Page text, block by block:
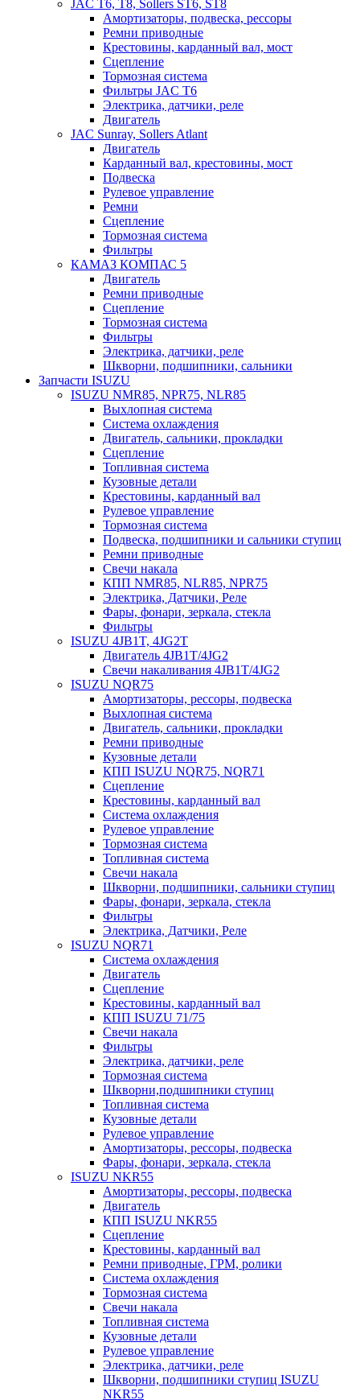
JAC T6, T8, Sollers ST6, ST8
Амортизаторы, подвеска, рессоры
Ремни приводные
Крестовины, карданный вал, мост
Сцепление
Тормозная система
Фильтры JAC T6
Электрика, датчики, реле
Двигатель
JAC Sunray, Sollers Atlant
Двигатель
Карданный вал, крестовины, мост
Подвеска
Рулевое управление
Ремни
Сцепление
Тормозная система
Фильтры
КАМАЗ КОМПАС 5
Двигатель
Ремни приводные
Сцепление
Тормозная система
Фильтры
Электрика, датчики, реле
Шкворни, подшипники, сальники
Запчасти ISUZU
ISUZU NMR85, NPR75, NLR85
Выхлопная система
Система охлаждения
Двигатель, сальники, прокладки
Сцепление
Топливная система
Кузовные детали
Крестовины, карданный вал
Рулевое управление
Тормозная система
Подвеска, подшипники и сальники ступиц
Ремни приводные
Свечи накала
КПП NMR85, NLR85, NPR75
Электрика, Датчики, Реле
Фары, фонари, зеркала, стекла
Фильтры
ISUZU 4JB1T, 4JG2T
Двигатель 4JB1T/4JG2
Свечи накаливания 4JB1T/4JG2
ISUZU NQR75
Амортизаторы, рессоры, подвеска
Выхлопная система
Двигатель, сальники, прокладки
Ремни приводные
Кузовные детали
КПП ISUZU NQR75, NQR71
Сцепление
Крестовины, карданный вал
Система охлаждения
Рулевое управление
Тормозная система
Топливная система
Свечи накала
Шкворни, подшипники, сальники ступиц
Фары, фонари, зеркала, стекла
Фильтры
Электрика, Датчики, Реле
ISUZU NQR71
Система охлаждения
Двигатель
Сцепление
Крестовины, карданный вал
КПП ISUZU 71/75
Свечи накала
Фильтры
Электрика, датчики, реле
Тормозная система
Шкворни,подшипники ступиц
Топливная система
Кузовные детали
Рулевое управление
Амортизаторы, рессоры, подвеска
Фары, фонари, зеркала, стекла
ISUZU NKR55
Амортизаторы, рессоры, подвеска
Двигатель
КПП ISUZU NKR55
Сцепление
Крестовины, карданный вал
Ремни приводные, ГРМ, ролики
Система охлаждения
Тормозная система
Свечи накала
Топливная система
Кузовные детали
Рулевое управление
Электрика, датчики, реле
Шкворни, подшипники ступиц ISUZU
NKR55